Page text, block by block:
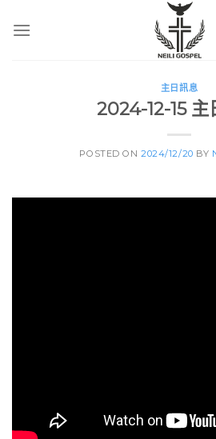
主日訊息
2024-12-15 主
POSTED ON2024/12/20 BY